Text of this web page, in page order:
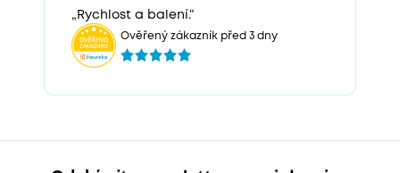
„Rychlost a balení.“
Ověřený zákazník před 3 dny